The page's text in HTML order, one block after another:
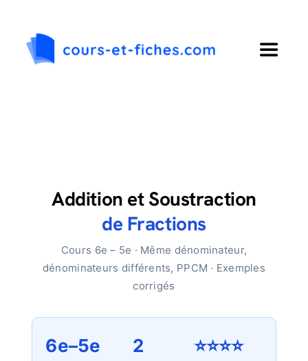
contenu
Toggle
CollègeAddition et Soustraction
de Fractions
Cours 6e – 5e · Même dénominateur,
dénominateurs différents, PPCM · Exemples
corrigés
6e–5e 2 ⭐⭐⭐⭐